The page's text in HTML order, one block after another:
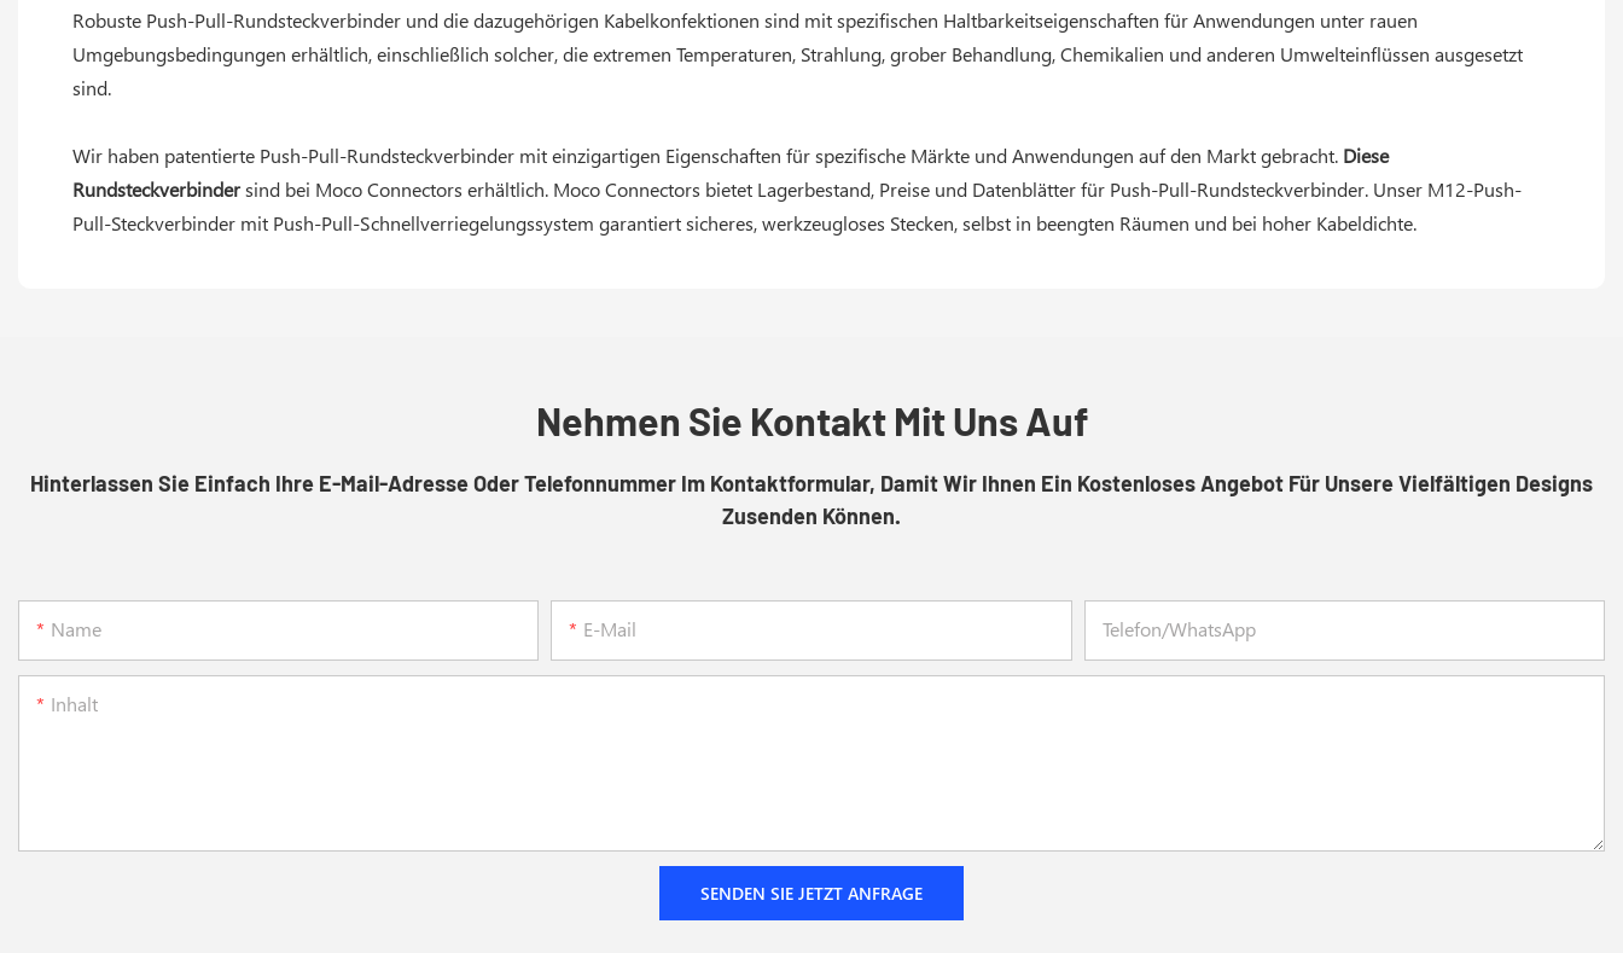
Robuste Push-Pull-Rundsteckverbinder und die dazugehörigen Kabelkonfektionen sind mit spezifischen Haltbarkeitseigenschaften für Anwendungen unter rauen
Umgebungsbedingungen erhältlich, einschließlich solcher, die extremen Temperaturen, Strahlung, grober Behandlung, Chemikalien und anderen Umwelteinflüssen ausgesetzt
sind.
Wir haben patentierte Push-Pull-Rundsteckverbinder mit einzigartigen Eigenschaften für spezifische Märkte und Anwendungen auf den Markt gebracht. Diese
Rundsteckverbindersind bei Moco Connectors erhältlich. Moco Connectors bietet Lagerbestand, Preise und Datenblätter für Push-Pull-Rundsteckverbinder. Unser M12-Push-
Pull-Steckverbinder mit Push-Pull-Schnellverriegelungssystem garantiert sicheres, werkzeugloses Stecken, selbst in beengten Räumen und bei hoher Kabeldichte.
Nehmen Sie Kontakt Mit Uns Auf
Hinterlassen Sie Einfach Ihre E-Mail-Adresse Oder Telefonnummer Im Kontaktformular, Damit Wir Ihnen Ein Kostenloses Angebot Für Unsere Vielfältigen Designs
Zusenden Können.
Name E-Mail Telefon/WhatsApp
Inhalt
SENDEN SIE JETZT ANFRAGE